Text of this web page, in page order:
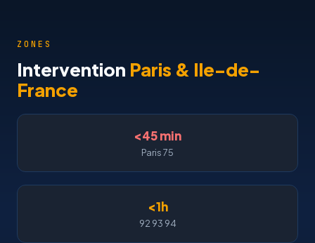
ZONES
Intervention Paris & Ile-de-
France
<45 min
Paris 75
<1h
92 93 94